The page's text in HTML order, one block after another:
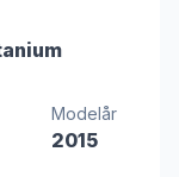
Modelår
2015